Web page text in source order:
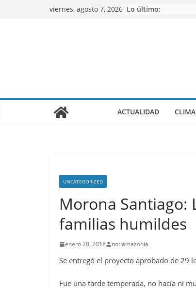
viernes, agosto 7, 2026 Lo último:
ACTUALIDAD CLIMA
UNCATEGORIZED
Morona Santiago:
familias humildes
enero 20, 2018 notiamazonia
Se entregó el proyecto aprobado de 29
Fue una tarde temperada, no hacía ni